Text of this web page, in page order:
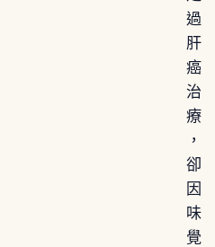
過
肝
癌
治
療
，
卻
因
味
覺